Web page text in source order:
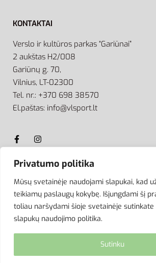
Privatumo politika
Mūsų svetainėje naudojami slapukai, kad
teikiamų paslaugų kokybę. Išjungdami šį
toliau naršydami šioje svetainėje sutinkate
slapukų naudojimo politika.
Sutinku
KONTAKTAI
Verslo ir kultūros parkas “Gariūnai”
2 aukštas H2/008
Gariūnų g. 70,
Vilnius, LT-02300
Tel. nr.: +370 698 38570
El.paštas: info@vlsport.lt